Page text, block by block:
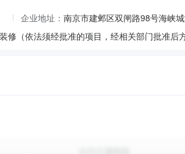
企业地址： 南京市建邺区双闸路98号海峡